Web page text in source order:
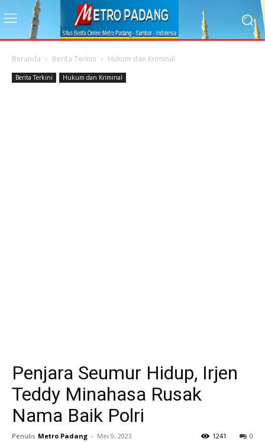
Beranda Berita Terkini Hukum dan Kriminal
Berita Terkini Hukum dan Kriminal
Penjara Seumur Hidup, Irjen
Teddy Minahasa Rusak
Nama Baik Polri
Penulis Metro Padang - Mei 9, 2023 0
1241